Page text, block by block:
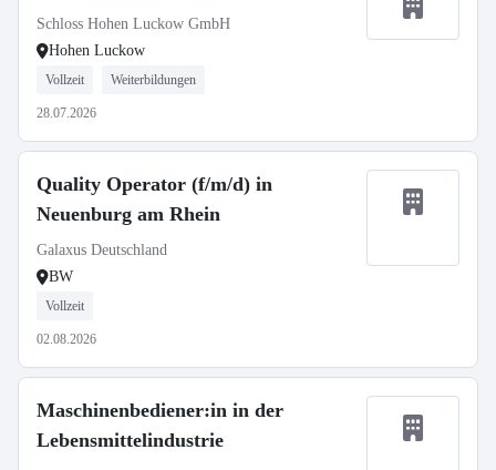
Schloss Hohen Luckow GmbH
Hohen Luckow
Vollzeit Weiterbildungen
28.07.2026
Quality Operator (f/m/d) in
Neuenburg am Rhein
Galaxus Deutschland
BW
Vollzeit
02.08.2026
Maschinenbediener:in in der
Lebensmittelindustrie